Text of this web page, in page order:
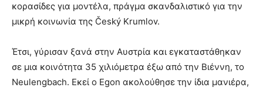
κορασίδες για μοντέλα, πράγμα σκανδαλιστικό για την
μικρή κοινωνία της Český Krumlov.
Έτσι, γύρισαν ξανά στην Αυστρία και εγκαταστάθηκαν
σε μια κοινότητα 35 χιλιόμετρα έξω από την Βιέννη, το
Neulengbach. Εκεί ο Egon ακολούθησε την ίδια μανιέρα,